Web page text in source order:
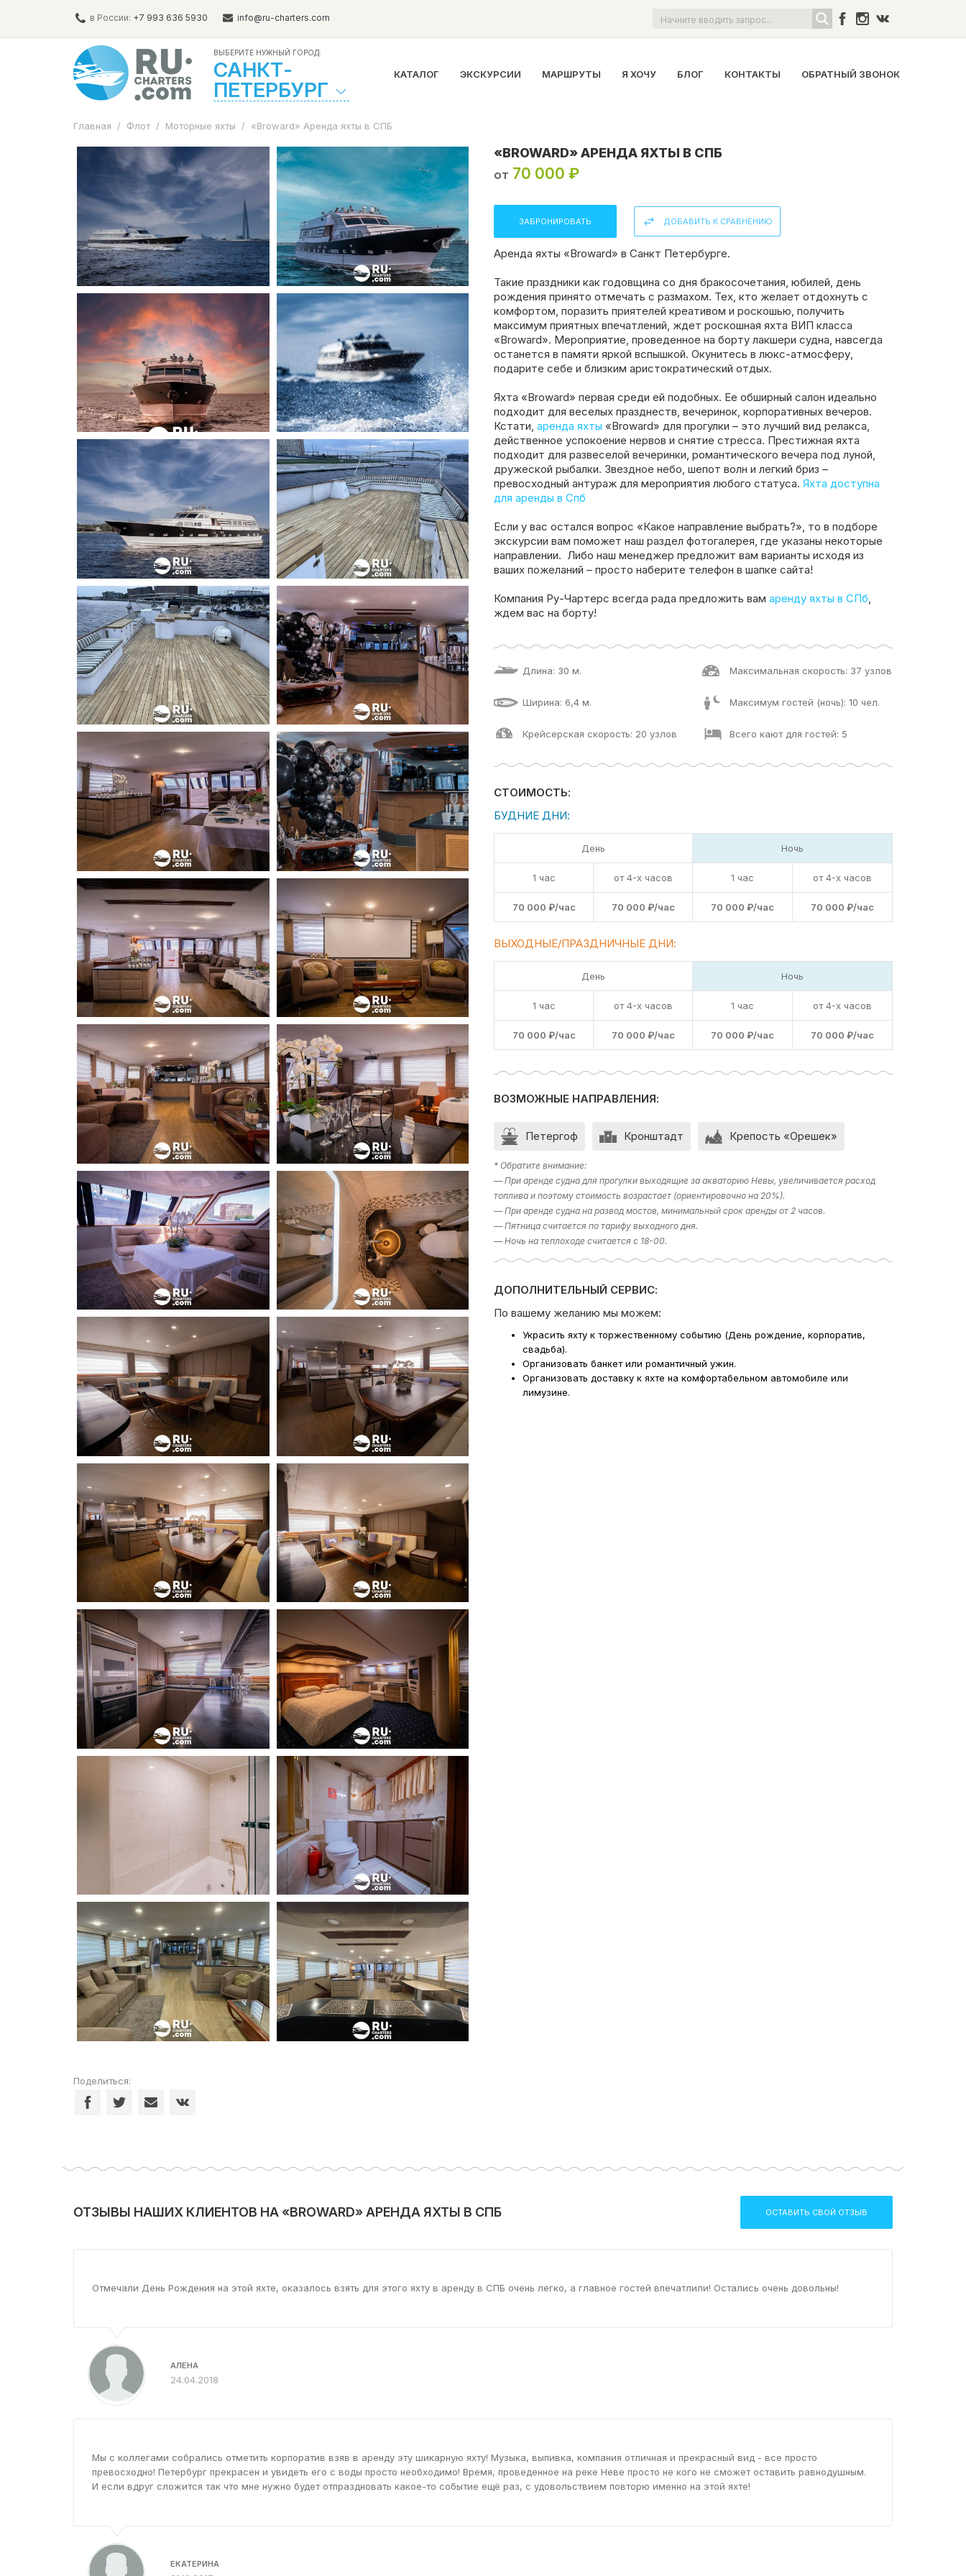
в России: +7 993 636 5930 info@ru-charters.com
ВЫБЕРИТЕ НУЖНЫЙ ГОРОД:
САНКТ-
ПЕТЕРБУРГ
КАТАЛОГ ЭКСКУРСИИ МАРШРУТЫ Я ХОЧУ БЛОГ КОНТАКТЫ ОБРАТНЫЙ ЗВОНОК
Главная / Флот / Моторные яхты / «Broward» Аренда яхты в СПБ
Поделиться:
«BROWARD» АРЕНДА ЯХТЫ В СПБ
от 70 000 ₽
ЗАБРОНИРОВАТЬ ДОБАВИТЬ К СРАВНЕНИЮ
Аренда яхты «Broward» в Санкт Петербурге.
Такие праздники как годовщина со дня бракосочетания, юбилей, день
рождения принято отмечать с размахом. Тех, кто желает отдохнуть с
комфортом, поразить приятелей креативом и роскошью, получить
максимум приятных впечатлений, ждет роскошная яхта ВИП класса
«Broward». Мероприятие, проведенное на борту лакшери судна, навсегда
останется в памяти яркой вспышкой. Окунитесь в люкс-атмосферу,
подарите себе и близким аристократический отдых.
Яхта «Broward» первая среди ей подобных. Ее обширный салон идеально
подходит для веселых празднеств, вечеринок, корпоративных вечеров.
Кстати, аренда яхты «Broward» для прогулки – это лучший вид релакса,
действенное успокоение нервов и снятие стресса. Престижная яхта
подходит для развеселой вечеринки, романтического вечера под луной,
дружеской рыбалки. Звездное небо, шепот волн и легкий бриз –
превосходный антураж для мероприятия любого статуса. Яхта доступна
для аренды в Спб
Если у вас остался вопрос «Какое направление выбрать?», то в подборе
экскурсии вам поможет наш раздел фотогалерея, где указаны некоторые
направлении. Либо наш менеджер предложит вам варианты исходя из
ваших пожеланий – просто наберите телефон в шапке сайта!
Компания Ру-Чартерс всегда рада предложить вам аренду яхты в СПб,
ждем вас на борту!
Длина: 30 м.
Ширина: 6,4 м.
Крейсерская скорость: 20 узлов
Максимальная скорость: 37 узлов
Максимум гостей (ночь): 10 чел.
Всего кают для гостей: 5
СТОИМОСТЬ:
БУДНИЕ ДНИ:
День Ночь
1 час от 4-х часов 1 час от 4-х часов
70 000 ₽/час 70 000 ₽/час 70 000 ₽/час 70 000 ₽/час
ВЫХОДНЫЕ/ПРАЗДНИЧНЫЕ ДНИ:
День Ночь
1 час от 4-х часов 1 час от 4-х часов
70 000 ₽/час 70 000 ₽/час 70 000 ₽/час 70 000 ₽/час
ВОЗМОЖНЫЕ НАПРАВЛЕНИЯ:
Петергоф Кронштадт Крепость «Орешек»
* Обратите внимание:
— При аренде судна для прогулки выходящие за акваторию Невы, увеличивается расход
топлива и поэтому стоимость возрастает (ориентировочно на 20%).
— При аренде судна на развод мостов, минимальный срок аренды от 2 часов.
— Пятница считается по тарифу выходного дня.
— Ночь на теплоходе считается с 18-00.
ДОПОЛНИТЕЛЬНЫЙ СЕРВИС:
По вашему желанию мы можем:
Украсить яхту к торжественному событию (День рождение, корпоратив,
свадьба).
Организовать банкет или романтичный ужин.
Организовать доставку к яхте на комфортабельном автомобиле или
лимузине.
ОТЗЫВЫ НАШИХ КЛИЕНТОВ НА «BROWARD» АРЕНДА ЯХТЫ В СПБ ОСТАВИТЬ СВОЙ ОТЗЫВ
Отмечали День Рождения на этой яхте, оказалось взять для этого яхту в аренду в СПБ очень легко, а главное гостей впечатлили! Остались очень довольны!
АЛЕНА
24.04.2018
Мы с коллегами собрались отметить корпоратив взяв в аренду эту шикарную яхту! Музыка, выпивка, компания отличная и прекрасный вид - все просто
превосходно! Петербург прекрасен и увидеть его с воды просто необходимо! Время, проведенное на реке Неве просто не кого не сможет оставить равнодушным.
И если вдруг сложится так что мне нужно будет отпраздновать какое-то событие ещё раз, с удовольствием повторю именно на этой яхте!
ЕКАТЕРИНА